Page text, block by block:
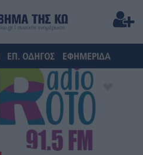
ΕΠ. ΟΔΗΓΟΣ ΕΦΗΜΕΡΙΔΑ